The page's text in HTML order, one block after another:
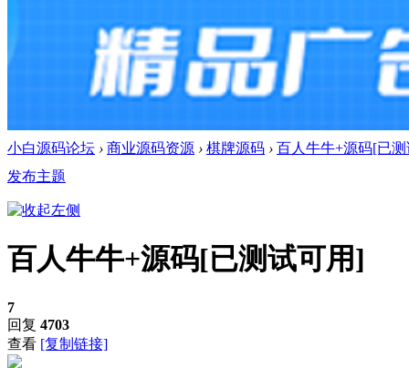
小白源码论坛 › 商业源码资源 › 棋牌源码 › 百人牛牛+源码[已
发布主题
百人牛牛+源码[已测试可用]
7
回复 4703
查看 [复制链接]